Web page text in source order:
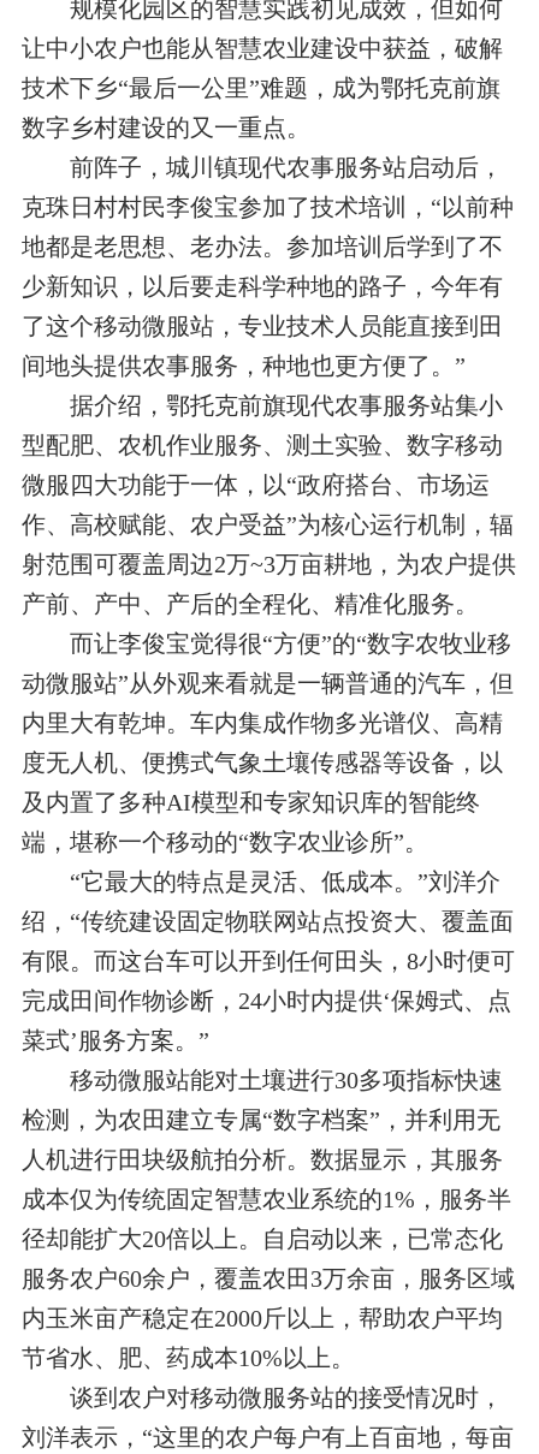
规模化园区的智慧实践初见成效，但如何
让中小农户也能从智慧农业建设中获益，破解
技术下乡“最后一公里”难题，成为鄂托克前旗
数字乡村建设的又一重点。
前阵子，城川镇现代农事服务站启动后，
克珠日村村民李俊宝参加了技术培训，“以前种
地都是老思想、老办法。参加培训后学到了不
少新知识，以后要走科学种地的路子，今年有
了这个移动微服站，专业技术人员能直接到田
间地头提供农事服务，种地也更方便了。”
据介绍，鄂托克前旗现代农事服务站集小
型配肥、农机作业服务、测土实验、数字移动
微服四大功能于一体，以“政府搭台、市场运
作、高校赋能、农户受益”为核心运行机制，辐
射范围可覆盖周边2万~3万亩耕地，为农户提供
产前、产中、产后的全程化、精准化服务。
而让李俊宝觉得很“方便”的“数字农牧业移
动微服站”从外观来看就是一辆普通的汽车，但
内里大有乾坤。车内集成作物多光谱仪、高精
度无人机、便携式气象土壤传感器等设备，以
及内置了多种AI模型和专家知识库的智能终
端，堪称一个移动的“数字农业诊所”。
“它最大的特点是灵活、低成本。”刘洋介
绍，“传统建设固定物联网站点投资大、覆盖面
有限。而这台车可以开到任何田头，8小时便可
完成田间作物诊断，24小时内提供‘保姆式、点
菜式’服务方案。”
移动微服站能对土壤进行30多项指标快速
检测，为农田建立专属“数字档案”，并利用无
人机进行田块级航拍分析。数据显示，其服务
成本仅为传统固定智慧农业系统的1%，服务半
径却能扩大20倍以上。自启动以来，已常态化
服务农户60余户，覆盖农田3万余亩，服务区域
内玉米亩产稳定在2000斤以上，帮助农户平均
节省水、肥、药成本10%以上。
谈到农户对移动微服务站的接受情况时，
刘洋表示，“这里的农户每户有上百亩地，每亩